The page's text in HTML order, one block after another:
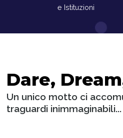
e Istituzioni
Dare,
Un unico motto ci
traguardi inimmaginabili...